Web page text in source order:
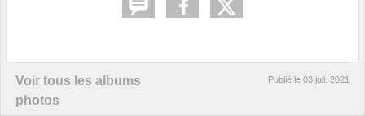
Voir tous les albums
photos
Publié le 03 juil. 2021